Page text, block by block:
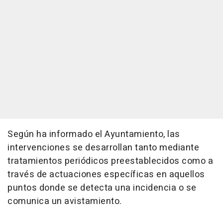
Según ha informado el Ayuntamiento, las
intervenciones se desarrollan tanto mediante
tratamientos periódicos preestablecidos como a
través de actuaciones específicas en aquellos
puntos donde se detecta una incidencia o se
comunica un avistamiento.